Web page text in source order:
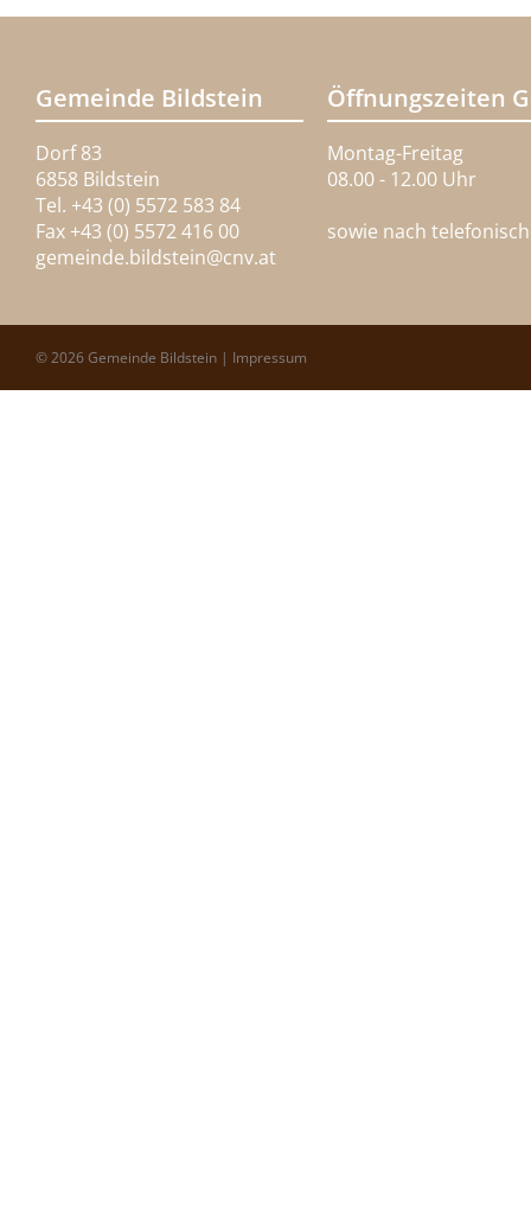
Gemeinde Bildstein
Dorf 83
6858 Bildstein
Tel. +43 (0) 5572 583 84
Fax +43 (0) 5572 416 00
gemeinde.bildstein@cnv.at
Öffnungszeiten
Montag-Freitag
08.00 - 12.00 Uhr
sowie nach
© 2026 Gemeinde Bildstein | Impressum